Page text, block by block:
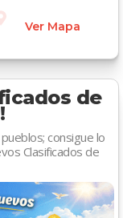
Ver Mapa
de
consigue lo
Clasificados de